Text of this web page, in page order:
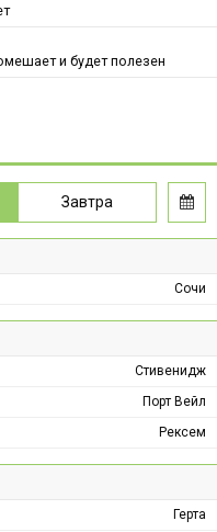
и будет полезен
Завтра
Сочи
Стивенидж
Порт Вейл
Рексем
Герта